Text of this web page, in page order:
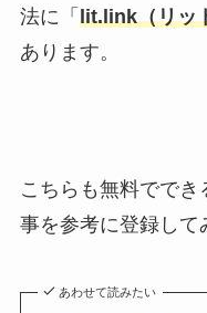
法に「 lit.link（リッ
あります。
こちらも無料でで
事を参考に登録して
あわせて読みたい